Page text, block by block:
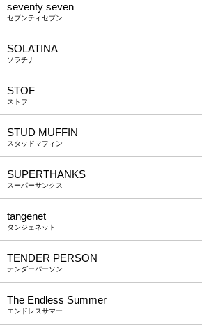
seventy seven
セブンティセブン
SOLATINA
ソラチナ
STOF
ストフ
STUD MUFFIN
スタッドマフィン
SUPERTHANKS
スーパーサンクス
tangenet
タンジェネット
TENDER PERSON
テンダーパーソン
The Endless Summer
エンドレスサマー